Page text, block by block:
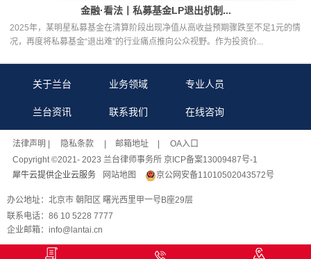
金融·看法丨私募基金LP退出机制...
2025年，某明星私募基金在清算阶段出现净值从高收益预期骤跌至不足1元的情
况，再度将私募基金“退出难”的行业痛点推向公众视野。作为投资价...
关于兰台 业务领域 专业人员
兰台资讯 联系我们 在线咨询
法律声明 | 隐私条款 | 邮箱地址
| OA入口
Copyright ©2021- 2023 兰台律师事务所 京ICP备案13009487号-1
犀牛云提供企业云服务
网站地图 京公网安备11010502043572号
办公地址：北京市 朝阳区 曙光西里甲一号B座29层
联系电话：86 10 5228 7777
企业邮箱：info@lantai.cn